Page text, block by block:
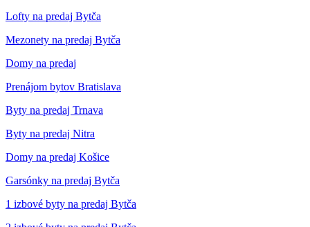
Lofty na predaj Bytča
Mezonety na predaj Bytča
Domy na predaj
Prenájom bytov Bratislava
Byty na predaj Trnava
Byty na predaj Nitra
Domy na predaj Košice
Garsónky na predaj Bytča
1 izbové byty na predaj Bytča